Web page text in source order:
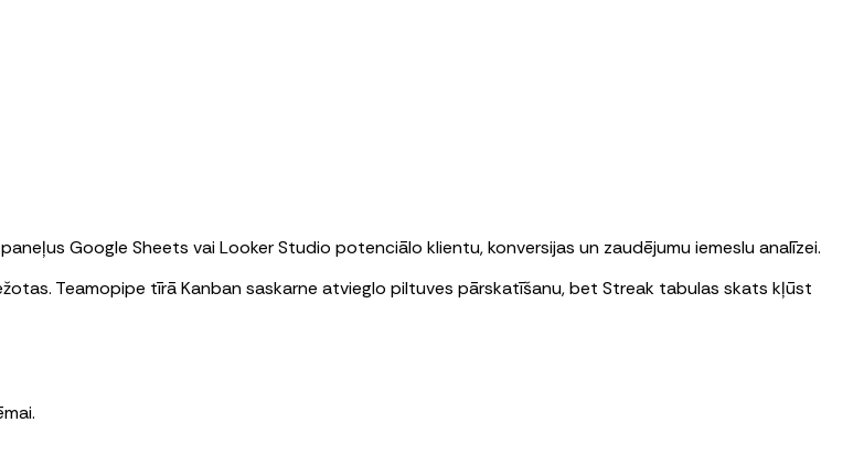
Google Sheets vai Looker Studio potenciālo klientu, konversijas un zaudējumu iemeslu analīzei.
Teamopipe tīrā Kanban saskarne atvieglo piltuves pārskatīšanu, bet Streak tabulas skats kļūst